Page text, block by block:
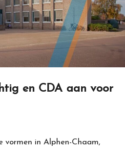
en CDA aan voor
in Alphen-Chaam,